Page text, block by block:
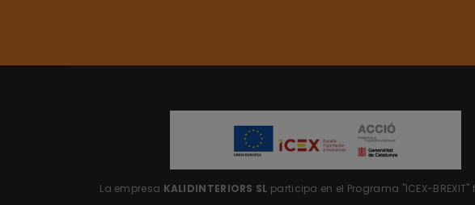
La empresa KALIDINTERIORS SL participa en el Programa "ICEX-BREXIT"